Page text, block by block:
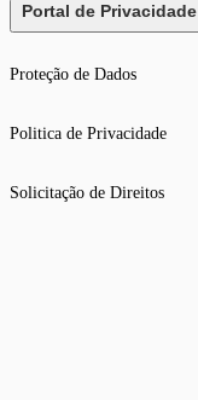
Portal de Privacidade
Proteção de Dados
Politica de Privacidade
Solicitação de Direitos